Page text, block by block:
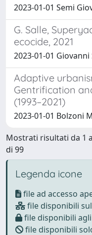
2023-01-01 Semi
G. Salle,
ecocide, 2021
2023-01-01 Giovanni
Adaptive
Gentrification
(1993–2021)
2023-01-01 Bolzoni
Mostrati risultati da 1
di 99
Legenda icone
file ad accesso
file disponibili
file disponibili
file disponibili